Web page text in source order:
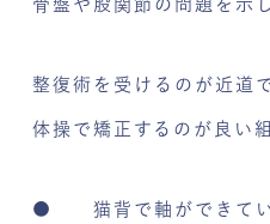
骨盤や股関節の問題を示
整復術を受けるのが近道
体操で矯正するのが良い
● 猫背で軸ができてい